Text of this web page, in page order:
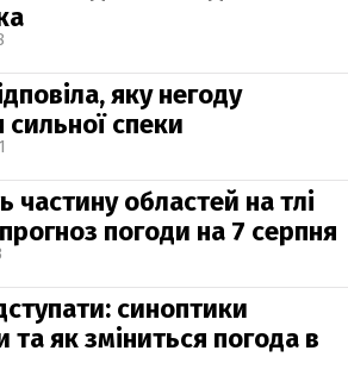
яку негоду
сильної спеки
частину областей на тлі
погоди на 7 серпня
синоптики
та як зміниться погода в